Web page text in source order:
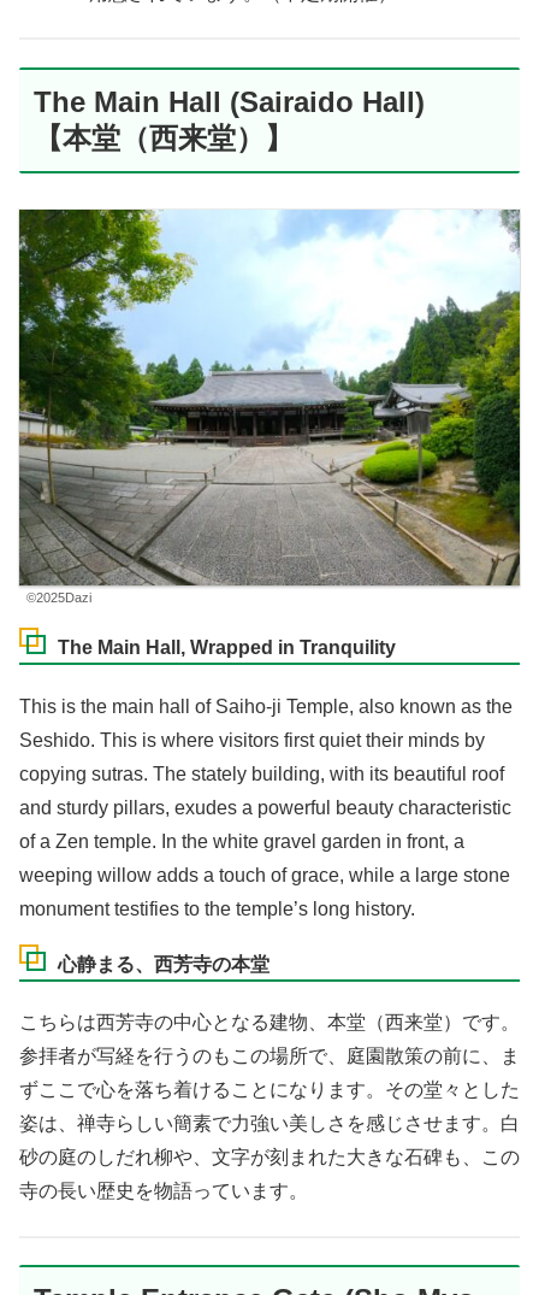
The Main Hall (Sairaido Hall)
【本堂（西来堂）】
©2025Dazi
The Main Hall, Wrapped in Tranquility
This is the main hall of Saiho-ji Temple, also known as the
Seshido. This is where visitors first quiet their minds by
copying sutras. The stately building, with its beautiful roof
and sturdy pillars, exudes a powerful beauty characteristic
of a Zen temple. In the white gravel garden in front, a
weeping willow adds a touch of grace, while a large stone
monument testifies to the temple’s long history.
心静まる、西芳寺の本堂
こちらは西芳寺の中心となる建物、本堂（西来堂）です。
参拝者が写経を行うのもこの場所で、庭園散策の前に、ま
ずここで心を落ち着けることになります。その堂々とした
姿は、禅寺らしい簡素で力強い美しさを感じさせます。白
砂の庭のしだれ柳や、文字が刻まれた大きな石碑も、この
寺の長い歴史を物語っています。